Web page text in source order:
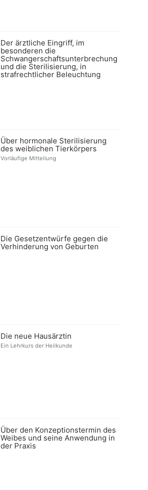
Der ärztliche Eingriff, im
besonderen die
Schwangerschaftsunterbrechung
und die Sterilisierung, in
strafrechtlicher Beleuchtung
Über hormonale Sterilisierung
des weiblichen Tierkörpers
Vorläufige Mitteilung
Die Gesetzentwürfe gegen die
Verhinderung von Geburten
Die neue Hausärztin
Ein Lehrkurs der Heilkunde
Über den Konzeptionstermin des
Weibes und seine Anwendung in
der Praxis